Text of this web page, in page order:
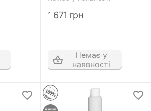
1 671 грн
Немає у
наявності